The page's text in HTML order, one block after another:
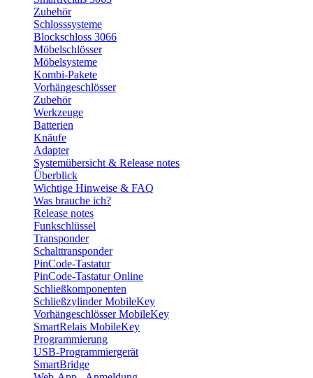
Zubehör
Schlosssysteme
Blockschloss 3066
Möbelschlösser
Möbelsysteme
Kombi-Pakete
Vorhängeschlösser
Zubehör
Werkzeuge
Batterien
Knäufe
Adapter
Systemübersicht & Release notes
Überblick
Wichtige Hinweise & FAQ
Was brauche ich?
Release notes
Funkschlüssel
Transponder
Schalttransponder
PinCode-Tastatur
PinCode-Tastatur Online
Schließkomponenten
Schließzylinder MobileKey
Vorhängeschlösser MobileKey
SmartRelais MobileKey
Programmierung
USB-Programmiergerät
SmartBridge